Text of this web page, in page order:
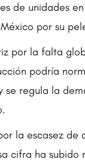
de unidades
por su
por la falta
podría
regula la
la escasez de
cifra ha subido